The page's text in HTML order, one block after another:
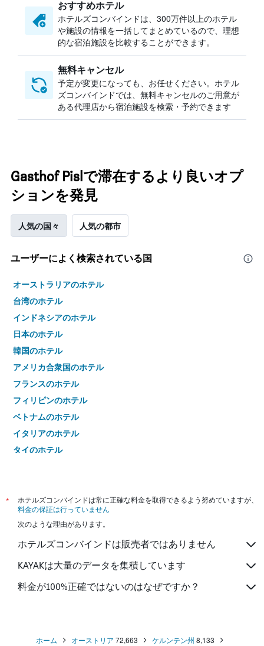
おすすめホテル
ホテルズコンバインドは、300万件以上のホテル
や施設の情報を一括してまとめているので、理想
的な宿泊施設を比較することができます。
無料キャンセル
予定が変更になっても、お任せください。ホテル
ズコンバインドでは、無料キャンセルのご用意が
ある代理店から宿泊施設を検索・予約できます
Gasthof Pislで滞在するより良いオプ
ションを発見
人気の国々 人気の都市
ユーザーによく検索されている国
オーストラリアのホテル
台湾のホテル
インドネシアのホテル
日本のホテル
韓国のホテル
アメリカ合衆国のホテル
フランスのホテル
フィリピンのホテル
ベトナムのホテル
イタリアのホテル
タイのホテル
*
ホテルズコンバインドは常に正確な料金を取得できるよう努めていますが、
料金の保証は行っていません
次のような理由があります。
ホテルズコンバインドは販売者ではありません
KAYAKは大量のデータを集積しています
料金が100%正確ではないのはなぜですか？
ホーム オーストリア 72,663 ケルンテン州 8,133